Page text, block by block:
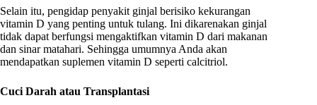
Selain itu, pengidap penyakit ginjal berisiko kekurangan
vitamin D yang penting untuk tulang. Ini dikarenakan ginjal
tidak dapat berfungsi mengaktifkan vitamin D dari makanan
dan sinar matahari. Sehingga umumnya Anda akan
mendapatkan suplemen vitamin D seperti calcitriol.
Cuci Darah atau Transplantasi